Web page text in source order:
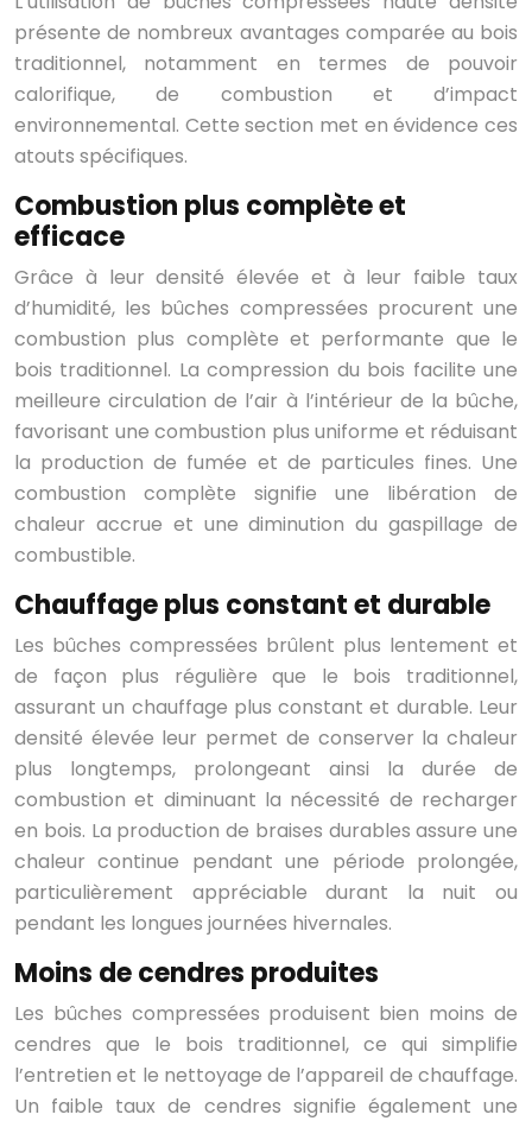
présente de nombreux avantages comparée au bois
traditionnel, notamment en termes de pouvoir
calorifique, de combustion et d’impact
environnemental. Cette section met en évidence ces
atouts spécifiques.
Combustion plus complète et
efficace
Grâce à leur densité élevée et à leur faible taux
d’humidité, les bûches compressées procurent une
combustion plus complète et performante que le
bois traditionnel. La compression du bois facilite une
meilleure circulation de l’air à l’intérieur de la bûche,
favorisant une combustion plus uniforme et réduisant
la production de fumée et de particules fines. Une
combustion complète signifie une libération de
chaleur accrue et une diminution du gaspillage de
combustible.
Chauffage plus constant et durable
Les bûches compressées brûlent plus lentement et
de façon plus régulière que le bois traditionnel,
assurant un chauffage plus constant et durable. Leur
densité élevée leur permet de conserver la chaleur
plus longtemps, prolongeant ainsi la durée de
combustion et diminuant la nécessité de recharger
en bois. La production de braises durables assure une
chaleur continue pendant une période prolongée,
particulièrement appréciable durant la nuit ou
pendant les longues journées hivernales.
Moins de cendres produites
Les bûches compressées produisent bien moins de
cendres que le bois traditionnel, ce qui simplifie
l’entretien et le nettoyage de l’appareil de chauffage.
Un faible taux de cendres signifie également une